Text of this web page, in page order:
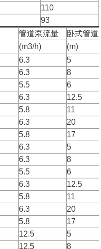
110
93
管道泵流量
卧式管道
(m3/h)
(m)
6.3
5
6.3
8
5.5
6
6.3
12.5
5.8
11
6.3
20
5.8
17
6.3
5
6.3
8
5.5
6
6.3
12.5
5.8
11
6.3
20
5.8
17
12.5
5
12.5 8